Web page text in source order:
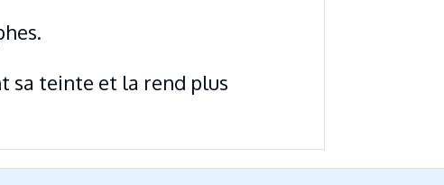
sa teinte et la rend plus